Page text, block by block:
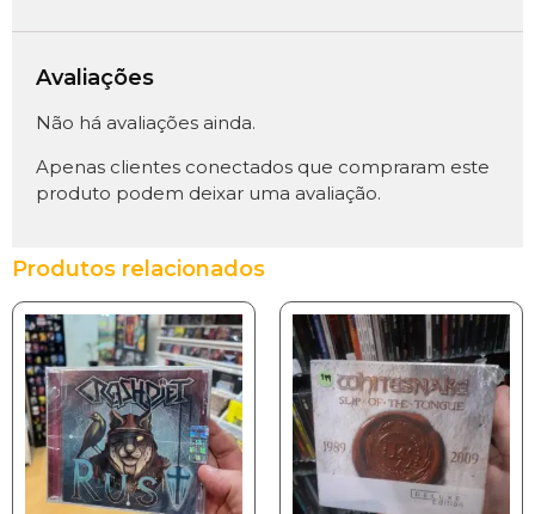
Avaliações
Não há avaliações ainda.
Apenas clientes conectados que compraram este
produto podem deixar uma avaliação.
Produtos relacionados